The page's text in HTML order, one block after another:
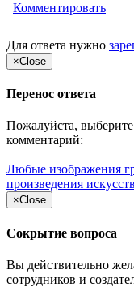
Комментировать
Для ответа нужно
×Close
Перенос ответа
Пожалуйста,
комментарий:
Любые изображения
произведения
×Close
Сокрытие вопроса
Вы действительно
сотрудников и